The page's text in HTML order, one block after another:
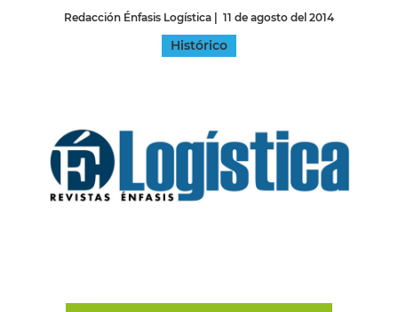
Redacción Énfasis Logística | 11 de agosto del 2014
Histórico